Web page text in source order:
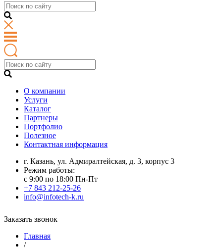
О компании
Услуги
Каталог
Партнеры
Портфолио
Полезное
Контактная информация
г. Казань, ул. Адмиралтейская, д. 3, корпус 3
Режим работы:
с 9:00 по 18:00 Пн-Пт
+7 843 212-25-26
info@infotech-k.ru
Заказать звонок
Главная
/